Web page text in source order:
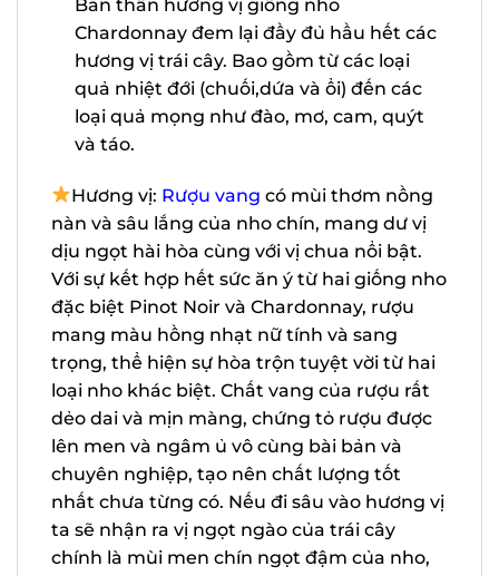
biến tại hầu hết các quốc gia sản xuất
rượu vang. Bản thân hương vị giống
nho Chardonnay đem lại đầy đủ hầu
hết các hương vị trái cây. Bao gồm từ
các loại quả nhiệt đới (chuối,dứa và ổi)
cam, quýt và táo.
Hương vị: Rượu vangcó mùi thơm
nồng nàn và sâu lắng của nho chín, mang
dư vị dịu ngọt hài hòa cùng với vị chua nổi
bật. Với sự kết hợp hết sức ăn ý từ hai
giống nho đặc biệt Pinot Noir và
Chardonnay, rượu mang màu hồng nhạt
nữ tính và sang trọng, thể hiện sự hòa
trộn tuyệt vời từ hai loại nho khác biệt.
Chất vang của rượu rất dẻo dai và mịn
màng, chứng tỏ rượu được lên men và
ngâm ủ vô cùng bài bản và chuyên
nghiệp, tạo nên chất lượng tốt nhất chưa